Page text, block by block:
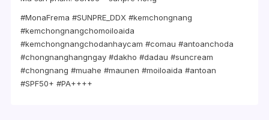
#MonaFrema #SUNPRE_DDX #kemchongnang
#kemchongnangchomoiloaida
#kemchongnangchodanhaycam #comau #antoanchoda
#chongnanghangngay #dakho #dadau #suncream
#chongnang #muahe #maunen #moiloaida #antoan
#SPF50+ #PA++++